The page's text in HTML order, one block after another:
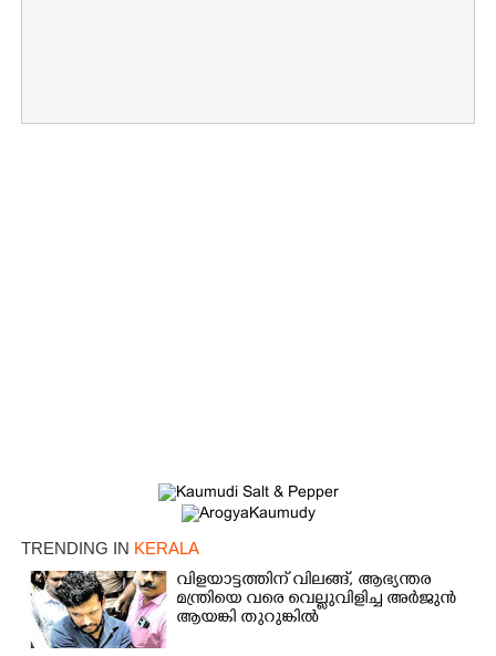
TRENDING IN KERALA
വിളയാട്ടത്തിന് വിലങ്ങ്, ആഭ്യന്തര
മന്ത്രിയെ വരെ വെല്ലുവിളിച്ച അർജുൻ
ആയങ്കി തുറുങ്കിൽ